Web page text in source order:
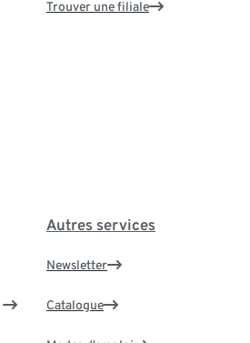
Trouver une filiale
Autres services
Newsletter
Catalogue